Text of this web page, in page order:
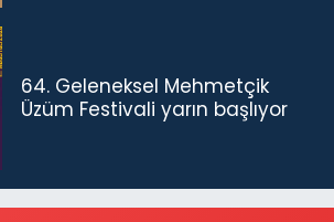
64. Geleneksel Mehmetçik
Üzüm Festivali yarın başlıyor